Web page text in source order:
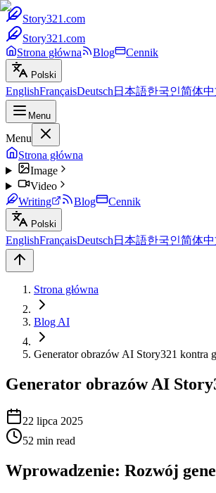
Story321.com
Story321.com
Strona główna
Blog Cennik
Polski
EnglishFrançaisDeutsch 日本語한국인简体
Menu
Menu
Strona główna
Image
Video
Writing
Blog Cennik
Polski
EnglishFrançaisDeutsch 日本語한국인简体
Strona główna
Blog AI
Generator obrazów AI Story321 kontra
Generator obrazów AI
22 lipca 2025
52 min read
Wprowadzenie: Rozwój